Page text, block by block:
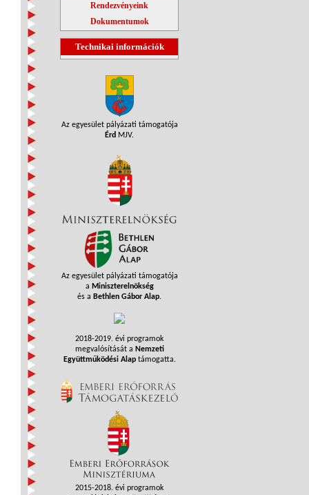
Rendezvényeink
Dokumentumok
Technikai információk
Az egyesület pályázati támogatója
Érd MJV.
Az egyesület pályázati támogatója
a Miniszterelnökség
és a Bethlen Gábor Alap.
2018-2019. évi programok
megvalósítását a Nemzeti
Együttműködési Alaptámogatta.
2015-2018. évi programok